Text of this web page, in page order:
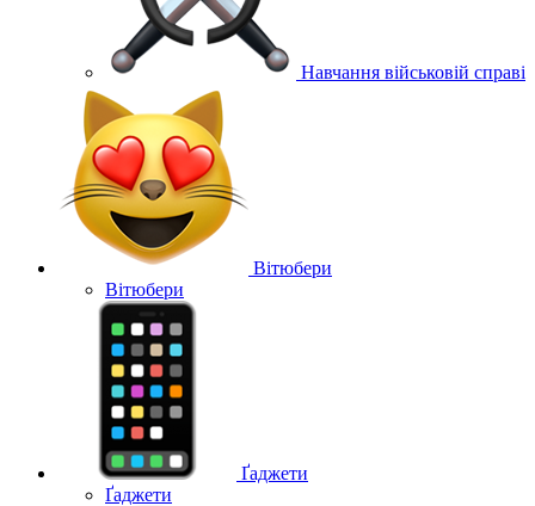
Навчання військовій справі
Вітюбери
Вітюбери
Ґаджети
Ґаджети